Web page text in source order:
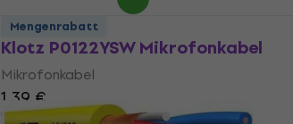
Klotz P0122YSW Mikrofonkabel
Mikrofonkabel
1,39 €
Auf Lager
Mengenrabatt